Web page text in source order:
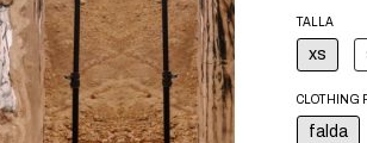
TALLA
xs
CLOTHING
falda